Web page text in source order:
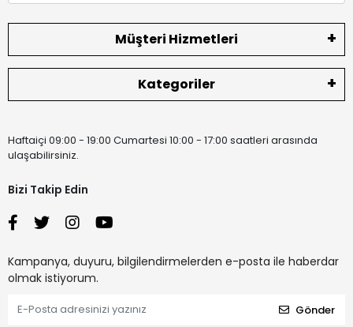
Müşteri Hizmetleri
Kategoriler
Haftaiçi 09:00 - 19:00 Cumartesi 10:00 - 17:00 saatleri arasında
ulaşabilirsiniz.
Bizi Takip Edin
Kampanya, duyuru, bilgilendirmelerden e-posta ile haberdar
olmak istiyorum.
Gönder